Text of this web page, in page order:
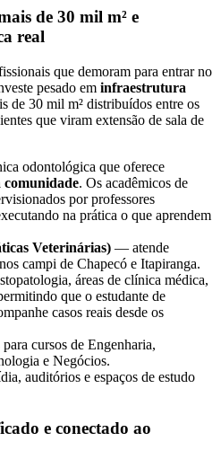
de 30 mil m² e
real
que demoram para entrar no
pesado em infraestrutura
de 30 mil m² distribuídos entre os
que viram extensão de sala de
odontológica que oferece
. Os acadêmicos de
por professores
na prática o que aprendem
Veterinárias) — atende
campi de Chapecó e Itapiranga.
áreas de clínica médica,
que o estudante de
casos reais desde os
cursos de Engenharia,
e Negócios.
auditórios e espaços de estudo
e conectado ao